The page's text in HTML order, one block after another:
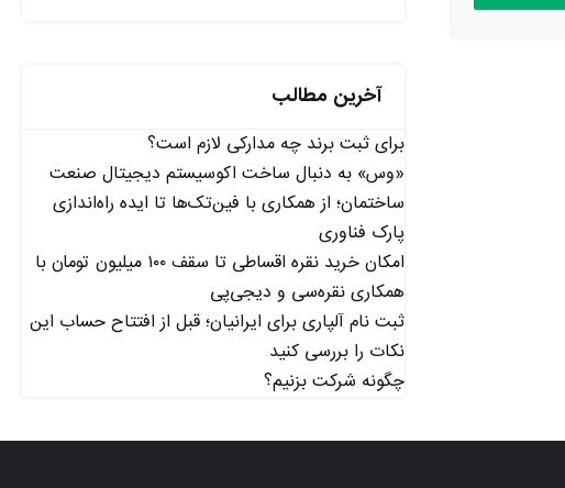
آخرین مطالب
برای ثبت برند چه مدارکی لازم است؟
«وس» به دنبال ساخت اکوسیستم دیجیتال صنعت
ساختمان؛ از همکاری با فین‌تک‌ها تا ایده راه‌اندازی
پارک فناوری
امکان خرید نقره اقساطی تا سقف ۱۰۰ میلیون تومان با
همکاری نقره‌سی و دیجی‌پی
ثبت نام آلپاری برای ایرانیان؛ قبل از افتتاح حساب این
نکات را بررسی کنید
چگونه شرکت بزنیم؟